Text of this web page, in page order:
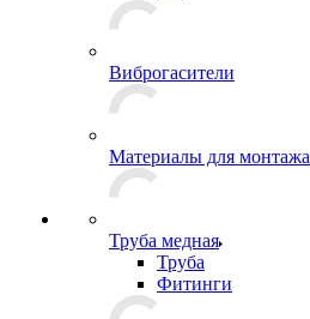
Виброгасители
Материалы для монтажа
Труба медная
Труба
Фитинги